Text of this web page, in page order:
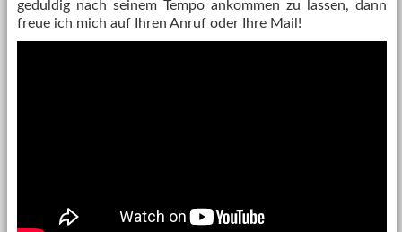
geduldig nach seinem Tempo ankommen zu lassen, dann
freue ich mich auf Ihren Anruf oder Ihre Mail!